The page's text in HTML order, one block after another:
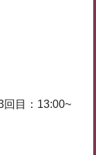
目：13:00~